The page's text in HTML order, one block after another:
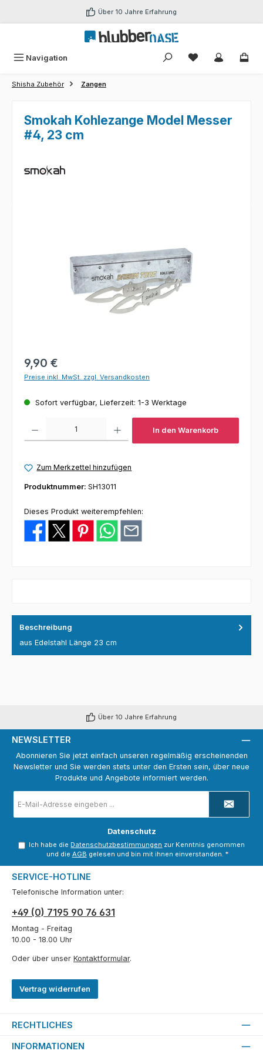
Zum Hauptinhalt springen Über 10 Jahre Erfahrung
Navigation Du hast 0
Shisha Zubehör Zangen
Smokah Kohlezange Model Messer
#4, 23 cm
Regulärer Preis:
9,90 €
Preise inkl. MwSt. zzgl. Versandkosten
Sofort verfügbar, Lieferzeit: 1-3 Werktage
In den Warenkorb
Zum Merkzettel hinzufügen
Produktnummer: SH13011
Dieses Produkt weiterempfehlen:
Beschreibung
aus Edelstahl Länge 23 cm
Über 10 Jahre Erfahrung
NEWSLETTER
Abonnieren Sie jetzt einfach unseren regelmäßig erscheinenden
Newsletter und Sie werden stets unter den Ersten sein, über neue
Produkte und Angebote informiert werden.
Mail-
Adresse
Datenschutz
Ich habe die Datenschutzbestimmungen zur Kenntnis genommen
und die AGB gelesen und bin mit ihnen einverstanden. *
SERVICE-HOTLINE
Telefonische Information unter:
+49 (0) 7195 90 76 631
Montag - Freitag
10.00 - 18.00 Uhr
Oder über unser Kontaktformular.
Vertrag widerrufen
RECHTLICHES
INFORMATIONEN